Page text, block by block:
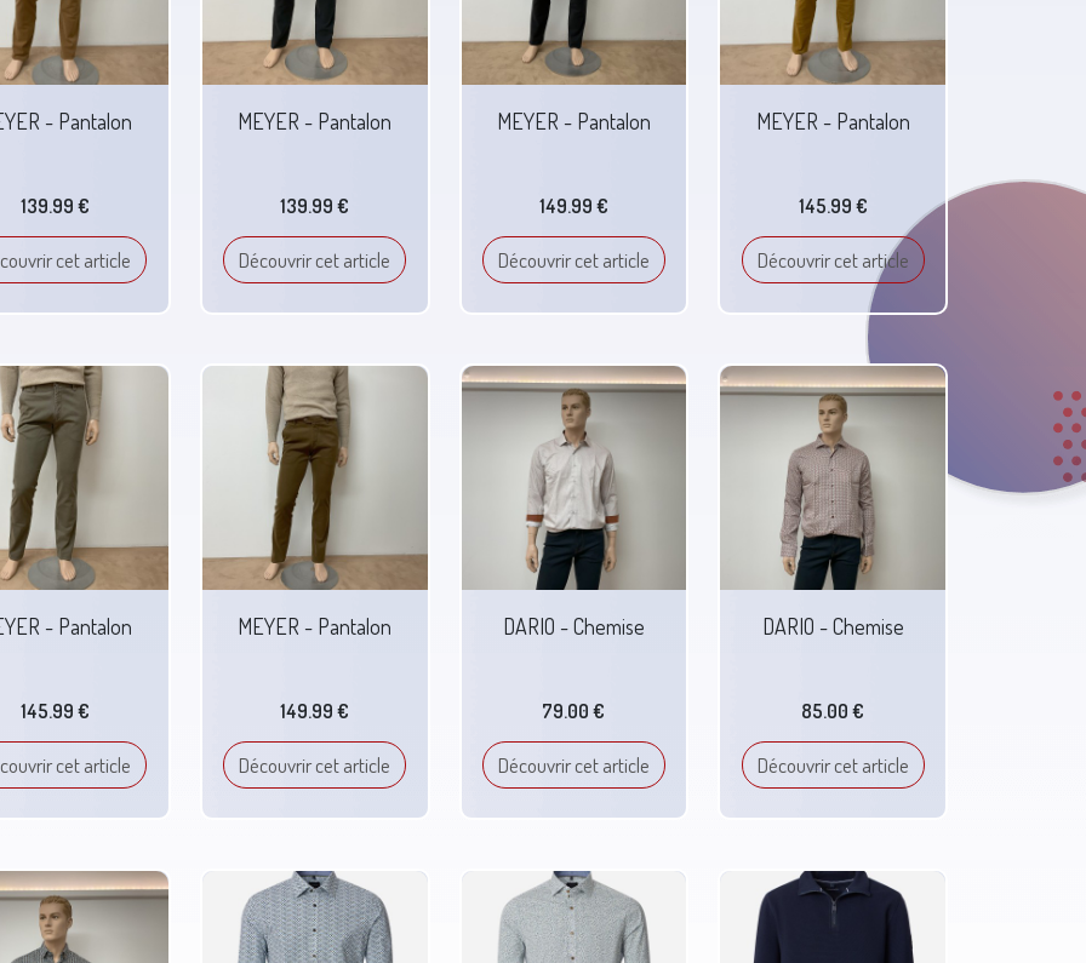
- Pantalon
139.99 €
cet article
MEYER - Pantalon
139.99 €
Découvrir cet article
MEYER - Pantalon
149.99 €
Découvrir cet article
MEYER - Pantalon
145.99 €
Découvrir cet article
- Pantalon
145.99 €
cet article
MEYER - Pantalon
149.99 €
Découvrir cet article
DARIO - Chemise
79.00 €
Découvrir cet article
DARIO - Chemise
85.00 €
Découvrir cet article